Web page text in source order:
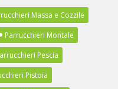
Massa e Cozzile
Parrucchieri Montale
Pescia
Pistoia